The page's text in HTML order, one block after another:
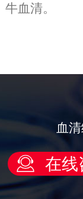
牛血清。
血
在线